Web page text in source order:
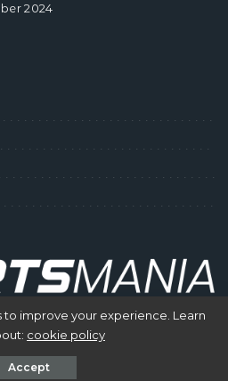
2024
- Gek op Sporten
to improve your experience. Learn
cookie policy
Accept